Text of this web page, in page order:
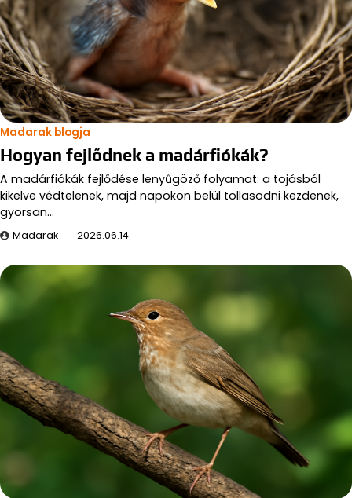
Madarak blogja
Hogyan fejlődnek a madárfiókák?
A madárfiókák fejlődése lenyűgöző folyamat: a tojásból
kikelve védtelenek, majd napokon belül tollasodni kezdenek,
gyorsan…
Madarak 2026.06.14.